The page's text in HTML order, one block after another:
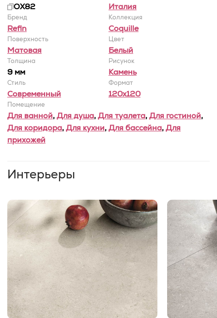
OX82 Италия
Бренд
Refin
Коллекция
Coquille
Поверхность
Матовая
Цвет
Белый
Толщина
9 мм
Рисунок
Камень
Стиль
Современный
Формат
120x120
Помещение
Для ванной,Для душа,Для туалета,Для гостиной,
Для коридора,Для кухни,Для бассейна,Для
прихожей
Интерьеры